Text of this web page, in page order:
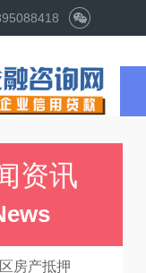
资讯
房产抵押